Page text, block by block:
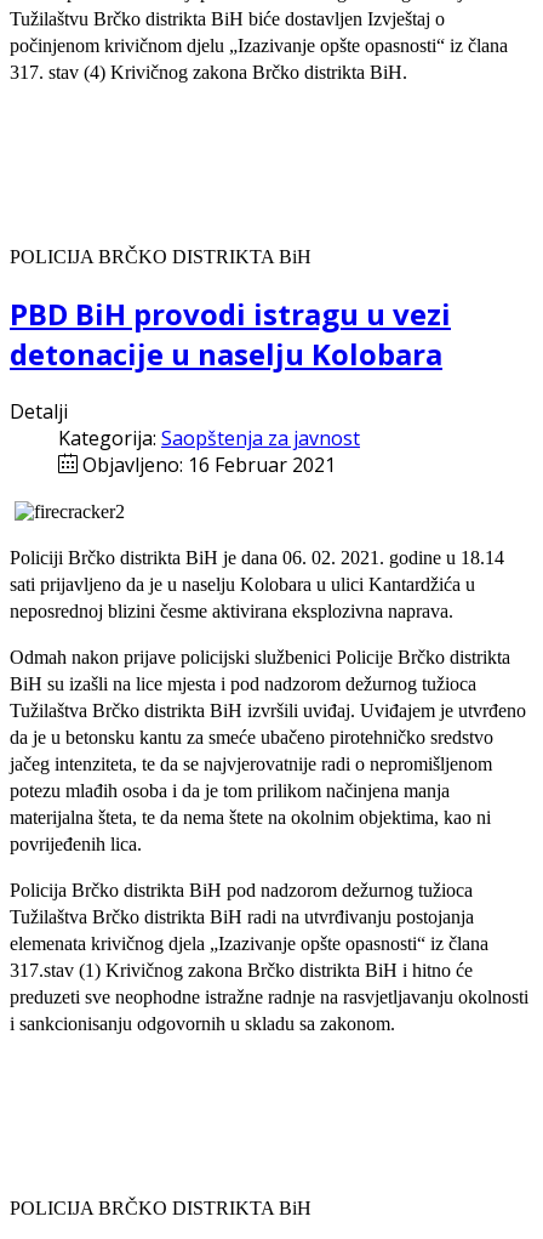
Tužilaštvu Brčko distrikta BiH biće dostavljen Izvještaj o
počinjenom krivičnom djelu „Izazivanje opšte opasnosti“ iz člana
317. stav (4) Krivičnog zakona Brčko distrikta BiH.
POLICIJA BRČKO DISTRIKTA BiH
PBD BiH provodi istragu u vezi
detonacije u naselju Kolobara
Detalji
Kategorija: Saopštenja za javnost
Objavljeno: 16 Februar 2021
Policiji Brčko distrikta BiH je dana 06. 02. 2021. godine u 18.14
sati prijavljeno da je u naselju Kolobara u ulici Kantardžića u
neposrednoj blizini česme aktivirana eksplozivna naprava.
Odmah nakon prijave policijski službenici Policije Brčko distrikta
BiH su izašli na lice mjesta i pod nadzorom dežurnog tužioca
Tužilaštva Brčko distrikta BiH izvršili uviđaj. Uviđajem je utvrđeno
da je u betonsku kantu za smeće ubačeno pirotehničko sredstvo
jačeg intenziteta, te da se najvjerovatnije radi o nepromišljenom
potezu mlađih osoba i da je tom prilikom načinjena manja
materijalna šteta, te da nema štete na okolnim objektima, kao ni
povrijeđenih lica.
Policija Brčko distrikta BiH pod nadzorom dežurnog tužioca
Tužilaštva Brčko distrikta BiH radi na utvrđivanju postojanja
elemenata krivičnog djela „Izazivanje opšte opasnosti“ iz člana
317.stav (1) Krivičnog zakona Brčko distrikta BiH i hitno će
preduzeti sve neophodne istražne radnje na rasvjetljavanju okolnosti
i sankcionisanju odgovornih u skladu sa zakonom.
POLICIJA BRČKO DISTRIKTA BiH